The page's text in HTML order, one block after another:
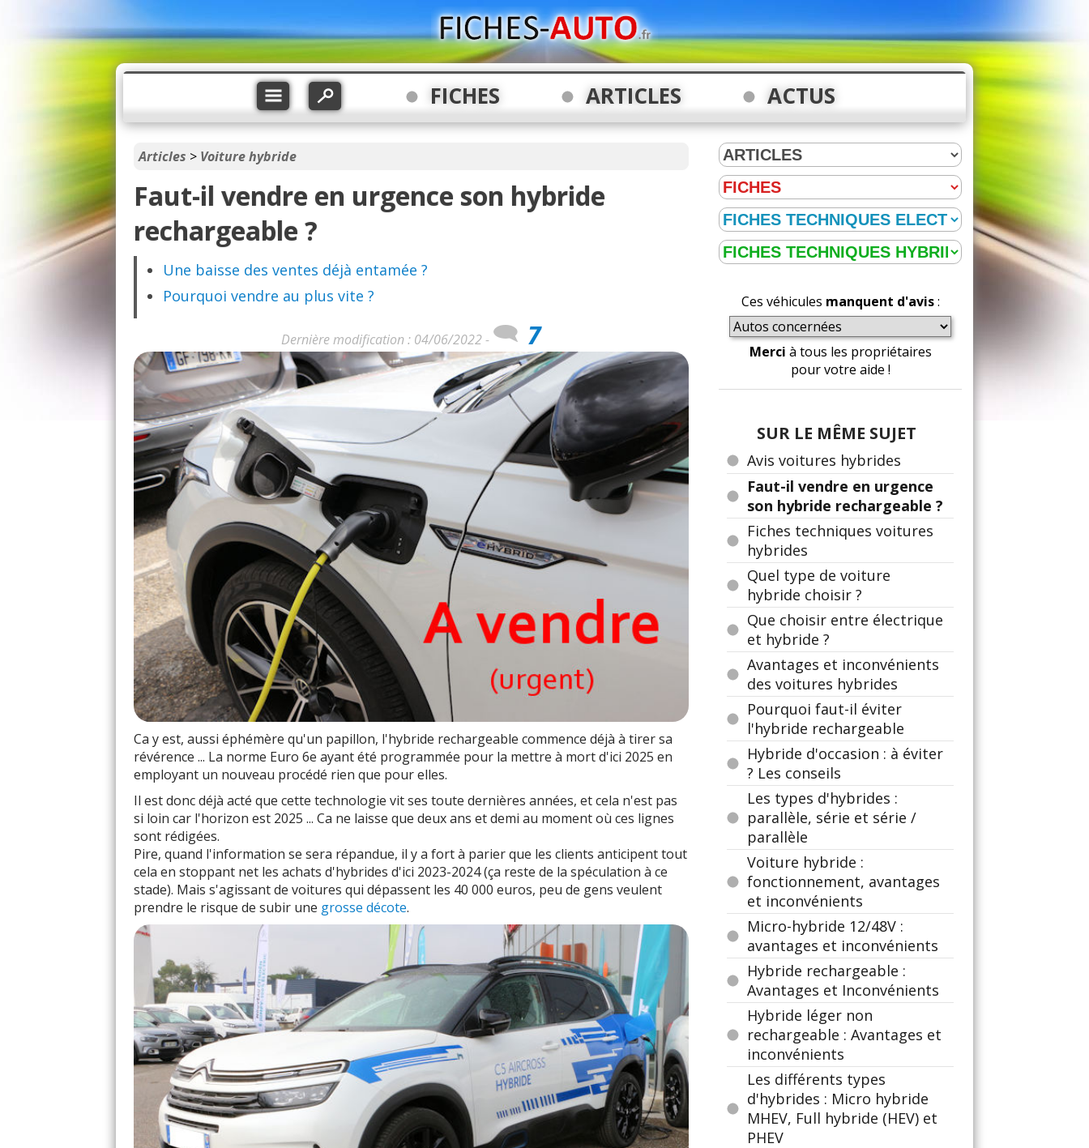
FICHES ARTICLES ACTUS
Articles > Voiture hybride
Faut-il vendre en urgence son hybride
rechargeable ?
Une baisse des ventes déjà entamée ?
Pourquoi vendre au plus vite ?
Dernière modification : 04/06/2022 - 7
Ca y est, aussi éphémère qu'un papillon, l'hybride rechargeable commence déjà à tirer sa
révérence ... La norme Euro 6e ayant été programmée pour la mettre à mort d'ici 2025 en
employant un nouveau procédé rien que pour elles.
Il est donc déjà acté que cette technologie vit ses toute dernières années, et cela n'est pas
si loin car l'horizon est 2025 ... Ca ne laisse que deux ans et demi au moment où ces lignes
sont rédigées.
Pire, quand l'information se sera répandue, il y a fort à parier que les clients anticipent tout
cela en stoppant net les achats d'hybrides d'ici 2023-2024 (ça reste de la spéculation à ce
stade). Mais s'agissant de voitures qui dépassent les 40 000 euros, peu de gens veulent
prendre le risque de subir une grosse décote.
Ces véhicules manquent d'avis:
Merci à tous les propriétaires
pour votre aide !
SUR LE MÊME SUJET
Avis voitures hybrides
Faut-il vendre en urgence
son hybride rechargeable ?
Fiches techniques voitures
hybrides
Quel type de voiture
hybride choisir ?
Que choisir entre électrique
et hybride ?
Avantages et inconvénients
des voitures hybrides
Pourquoi faut-il éviter
l'hybride rechargeable
Hybride d'occasion : à éviter
? Les conseils
Les types d'hybrides :
parallèle, série et série /
parallèle
Voiture hybride :
fonctionnement, avantages
et inconvénients
Micro-hybride 12/48V :
avantages et inconvénients
Hybride rechargeable :
Avantages et Inconvénients
Hybride léger non
rechargeable : Avantages et
inconvénients
Les différents types
d'hybrides : Micro hybride
MHEV, Full hybride (HEV) et
PHEV